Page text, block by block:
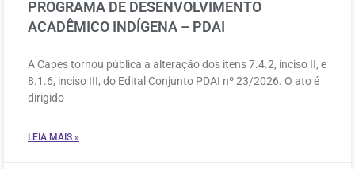
PROGRAMA DE DESENVOLVIMENTO
ACADÊMICO INDÍGENA – PDAI
A Capes tornou pública a alteração dos itens 7.4.2, inciso II, e
8.1.6, inciso III, do Edital Conjunto PDAI nº 23/2026. O ato é
dirigido
LEIA MAIS »